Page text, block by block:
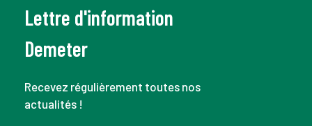
Lettre d'information
Demeter
Recevez régulièrement toutes nos
actualités !